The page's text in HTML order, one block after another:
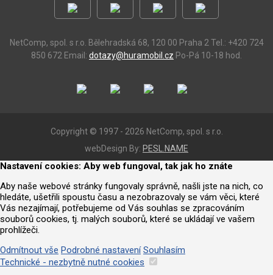
NetComp, spol. s r.o. Bělehradská 68, 120 00 Praha 2 Tel.: +420 724
850 672 Email: dotazy@huramobil.cz Po-Pá 10-18 hod.
Copyright © 1997 - 2026 NetComp, spol. s r.o.
webDesign By: PESL.NAME
Nastavení cookies: Aby web fungoval, tak jak ho znáte
Aby naše webové stránky fungovaly správně, našli jste na nich, co
hledáte, ušetřili spoustu času a nezobrazovaly se vám věci, které
Vás nezajímají, potřebujeme od Vás souhlas se zpracováním
souborů cookies, tj. malých souborů, které se ukládají ve vašem
prohlížeči.
Odmítnout vše Podrobné nastavení Souhlasím
Technické - nezbytně nutné cookies